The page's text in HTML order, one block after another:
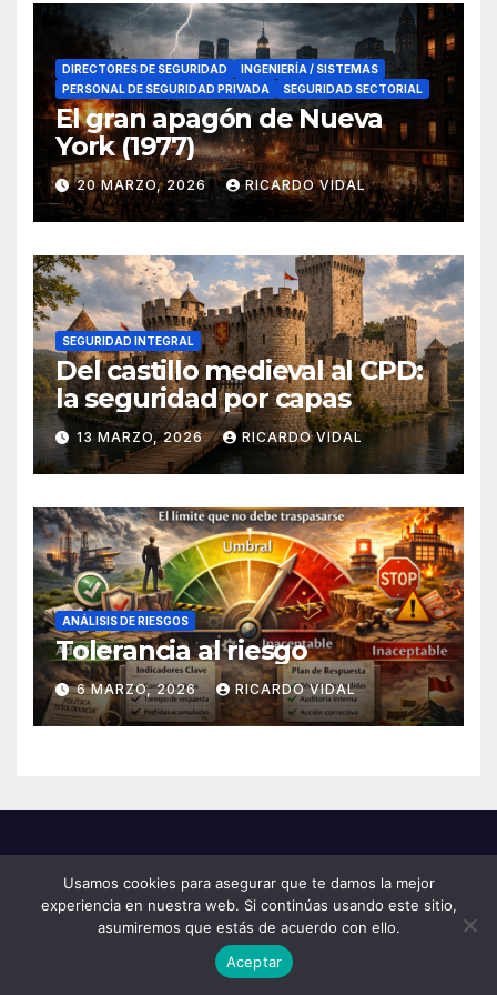
DIRECTORES DE SEGURIDAD
INGENIERÍA / SISTEMAS
PERSONAL DE SEGURIDAD PRIVADA
SEGURIDAD SECTORIAL
El gran apagón de Nueva
York (1977)
20 MARZO, 2026 RICARDO VIDAL
SEGURIDAD INTEGRAL
Del castillo medieval al CPD:
la seguridad por capas
13 MARZO, 2026 RICARDO VIDAL
ANÁLISIS DE RIESGOS
Tolerancia al riesgo
6 MARZO, 2026 RICARDO VIDAL
Usamos cookies para asegurar que te damos la mejor
experiencia en nuestra web. Si continúas usando este sitio,
asumiremos que estás de acuerdo con ello.
Aceptar